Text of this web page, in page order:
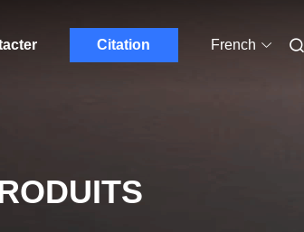
Citation French